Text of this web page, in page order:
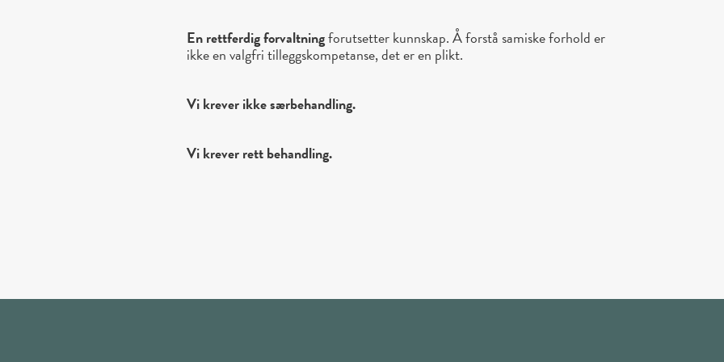
En rettferdig forvaltningforutsetter kunnskap. Å forstå samiske forhold er
ikke en valgfri tilleggskompetanse, det er en plikt.
Vi krever ikke særbehandling.
Vi krever rett behandling.